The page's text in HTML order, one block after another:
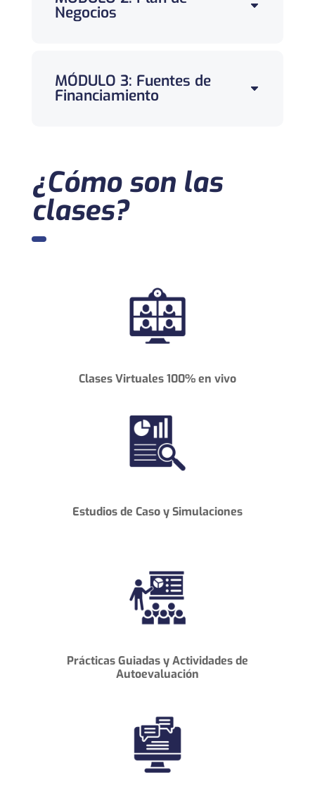
Negocios
MÓDULO 3: Fuentes de
Financiamiento
¿Cómo son las
clases?
Clases Virtuales 100% en vivo
Estudios de CasoySimulaciones
Prácticas GuiadasyActividades de
Autoevaluación